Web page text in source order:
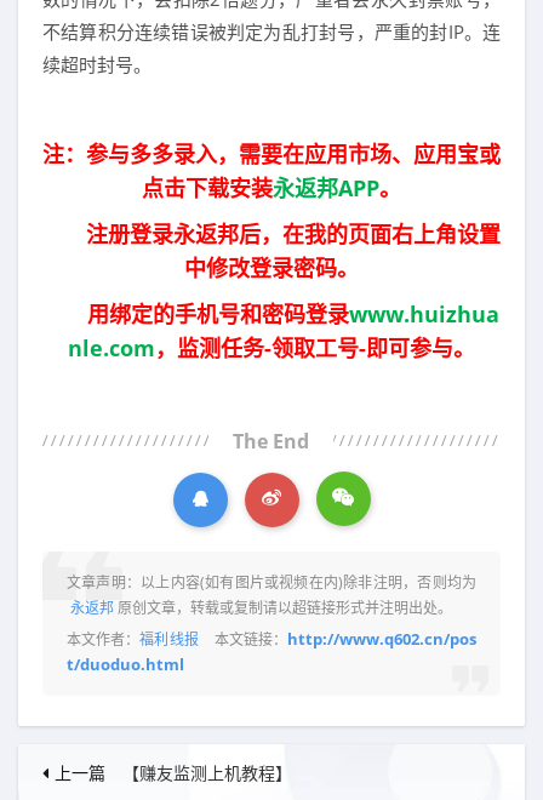
不结算积分连续错误被判定为乱打封号，严重的封IP。连
续超时封号。
注：参与多多录入，需要在应用市场、应用宝或
点击下载安装永返邦APP。
注册登录永返邦后，在我的页面右上角设置
中修改登录密码。
用绑定的手机号和密码登录www.huizhua
nle.com，监测任务-领取工号-即可参与。
The End
文章声明：以上内容(如有图片或视频在内)除非注明，否则均为
永返邦原创文章，转载或复制请以超链接形式并注明出处。
本文作者：福利线报 本文链接： http://www.q602.cn/pos
t/duoduo.html
上一篇
【赚友监测上机教程】